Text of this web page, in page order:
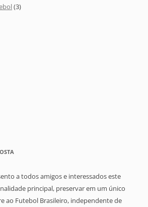
(3)
a todos amigos e interessados este
principal, preservar em um único
ao Futebol Brasileiro, independente de